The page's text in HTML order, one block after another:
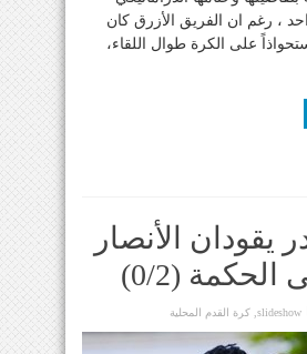
، رغم ان الفريق الأزرق كان
على الكرة طوال اللقاء،
يقودان الأنصار
(0/2)
slideshow كرة القدم المحلية